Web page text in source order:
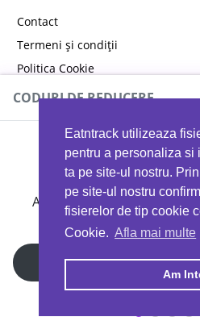
Eatntrack utilizeaza
pentru a personaliza si
ta pe site-ul nostru.
pe site-ul nostru
fisierelor de tip cookie
Cookie. Afla mai multe
Am
Contact
Termeni și condiții
Politica Cookie
Politica de confidențialitate
Copyright © 2026 EAT & TRACK
CODURI DE REDUCERE
Ai 40%reducere la orice
Profită